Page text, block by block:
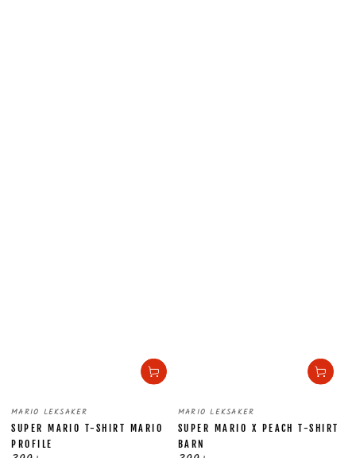
Säljare:
MARIO LEKSAKER
SUPER MARIO T-SHIRT MARIO
PROFILE
Säljare:
MARIO LEKSAKER
SUPER MARIO X PEACH T-SHIRT
BARN